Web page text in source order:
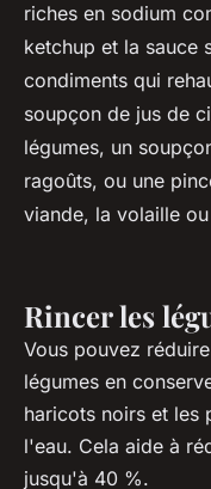
riches en sodium
ketchup et la sauce
condiments qui
soupçon de jus de
légumes, un
ragoûts, ou une
viande, la volaille
Rincer les
Vous pouvez
légumes en
haricots noirs et les
l'eau. Cela aide à
jusqu'à 40 %.